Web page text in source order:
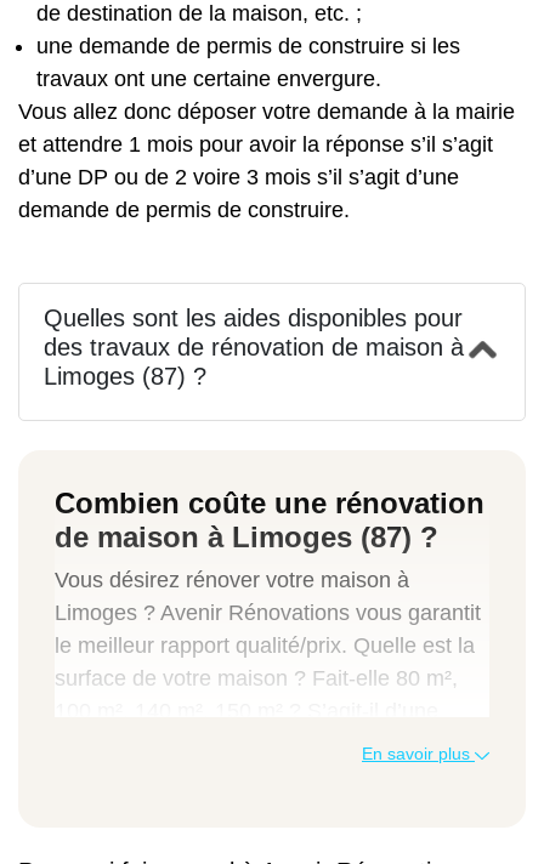
de destination de la maison, etc. ;
une demande de permis de construire si les
travaux ont une certaine envergure.
Vous allez donc déposer votre demande à la mairie
et attendre 1 mois pour avoir la réponse s’il s’agit
d’une DP ou de 2 voire 3 mois s’il s’agit d’une
demande de permis de construire.
Quelles sont les aides disponibles pour
des travaux de rénovation de maison à
Limoges (87) ?
Combien coûte une rénovation
de maison à Limoges (87) ?
Vous désirez rénover votre maison à
Limoges ? Avenir Rénovations vous garantit
le meilleur rapport qualité/prix. Quelle est la
surface de votre maison ? Fait-elle 80 m²,
maison de type 4 ou 5 ? Ces paramètres
En savoir plus